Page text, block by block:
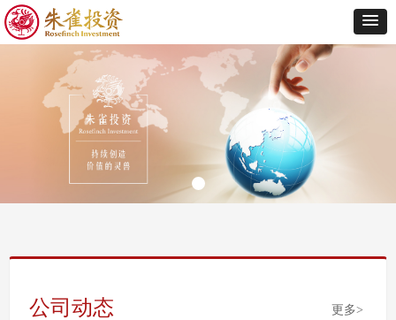
公司动态 更多>